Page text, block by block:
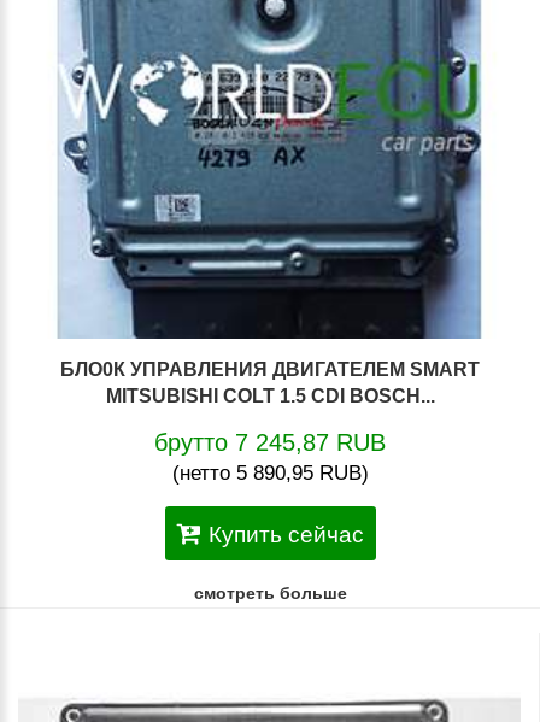
БЛО0К УПРАВЛЕНИЯ ДВИГАТЕЛЕМ SMART
MITSUBISHI COLT 1.5 CDI BOSCH...
брутто 7 245,87 RUB
(нетто 5 890,95 RUB)
Купить сейчас
смотреть больше